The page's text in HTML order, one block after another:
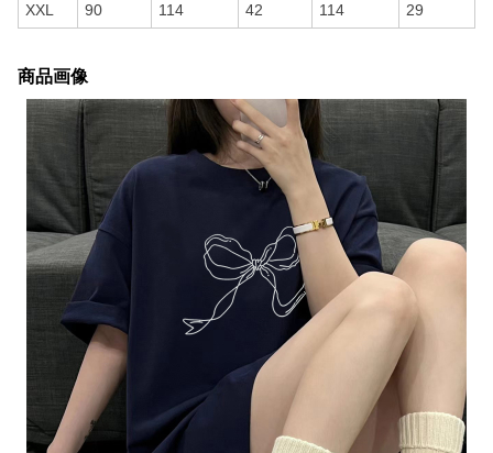
XXL 90 114 42 114 29
商品画像